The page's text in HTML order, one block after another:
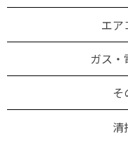
エア
ガス
そ
清